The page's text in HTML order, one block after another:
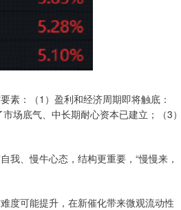
：（1）盈利和经济周期即将触底：
场底气、中长期耐心资本已建立；（3）
、慢牛心态，结构更重要，“慢慢来，
可能提升，在新催化带来微观流动性